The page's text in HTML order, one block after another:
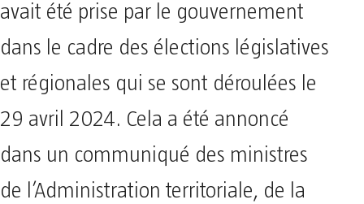
avait été prise par le gouvernement
dans le cadre des élections législatives
et régionales qui se sont déroulées le
29 avril 2024. Cela a été annoncé
dans un communiqué des ministres
de l’Administration territoriale, de la